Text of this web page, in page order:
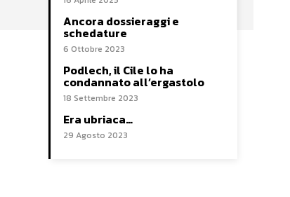
Ancora dossieraggi e
schedature
6 Ottobre 2023
Podlech, il Cile lo ha
condannato all’ergastolo
18 Settembre 2023
Era ubriaca…
29 Agosto 2023